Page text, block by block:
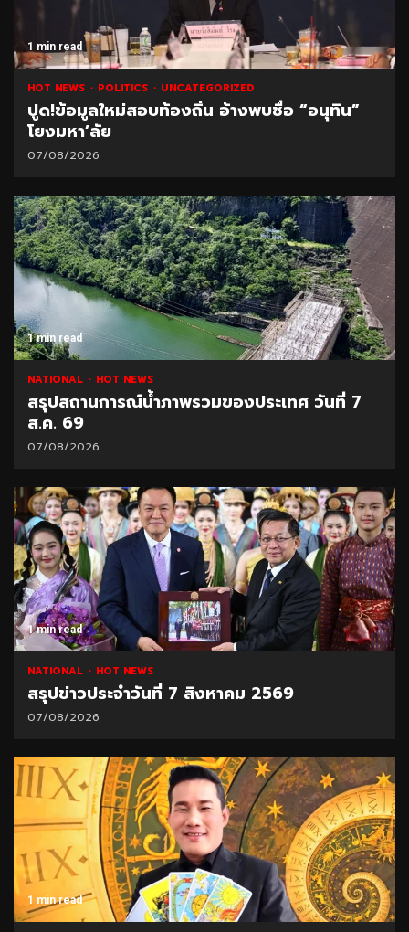
1 min read
HOT NEWS POLITICS UNCATEGORIZED
ปูด!ข้อมูลใหม่สอบท้องถิ่น อ้างพบชื่อ “อนุทิน”
โยงมหา’ลัย
07/08/2026
1 min read
NATIONAL HOT NEWS
สรุปสถานการณ์น้ำภาพรวมของประเทศ วันที่ 7
ส.ค. 69
07/08/2026
1 min read
NATIONAL HOT NEWS
สรุปข่าวประจำวันที่ 7 สิงหาคม 2569
07/08/2026
1 min read